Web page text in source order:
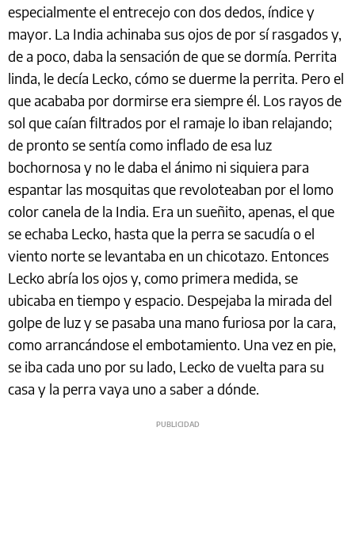
especialmente el entrecejo con dos dedos, índice y
mayor. La India achinaba sus ojos de por sí rasgados y,
de a poco, daba la sensación de que se dormía. Perrita
linda, le decía Lecko, cómo se duerme la perrita. Pero el
que acababa por dormirse era siempre él. Los rayos de
sol que caían filtrados por el ramaje lo iban relajando;
de pronto se sentía como inflado de esa luz
bochornosa y no le daba el ánimo ni siquiera para
espantar las mosquitas que revoloteaban por el lomo
color canela de la India. Era un sueñito, apenas, el que
se echaba Lecko, hasta que la perra se sacudía o el
viento norte se levantaba en un chicotazo. Entonces
Lecko abría los ojos y, como primera medida, se
ubicaba en tiempo y espacio. Despejaba la mirada del
golpe de luz y se pasaba una mano furiosa por la cara,
como arrancándose el embotamiento. Una vez en pie,
se iba cada uno por su lado, Lecko de vuelta para su
casa y la perra vaya uno a saber a dónde.